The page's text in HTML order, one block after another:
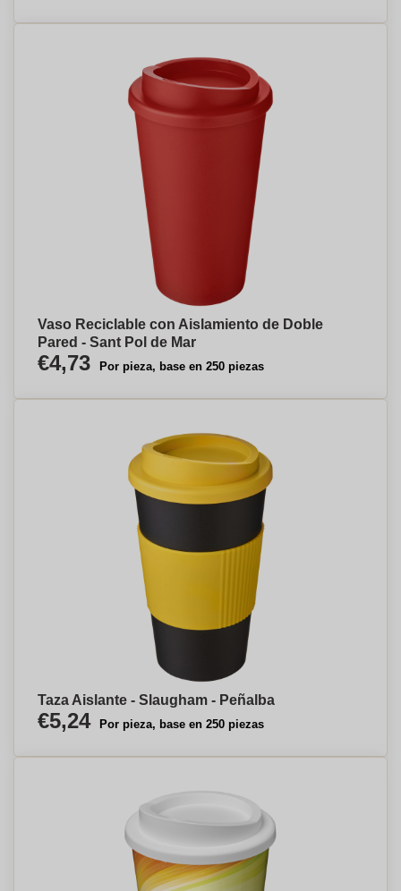
Vaso Reciclable con Aislamiento de Doble
Pared - Sant Pol de Mar
€4,73 Por pieza, base en 250 piezas
Taza Aislante - Slaugham - Peñalba
€5,24 Por pieza, base en 250 piezas